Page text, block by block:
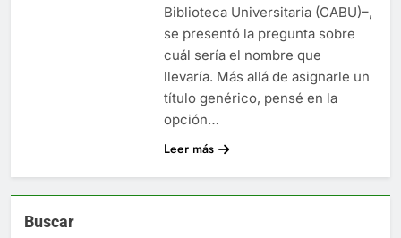
Biblioteca Universitaria (CABU)–,
se presentó la pregunta sobre
cuál sería el nombre que
llevaría. Más allá de asignarle un
título genérico, pensé en la
opción…
Leer más
Buscar